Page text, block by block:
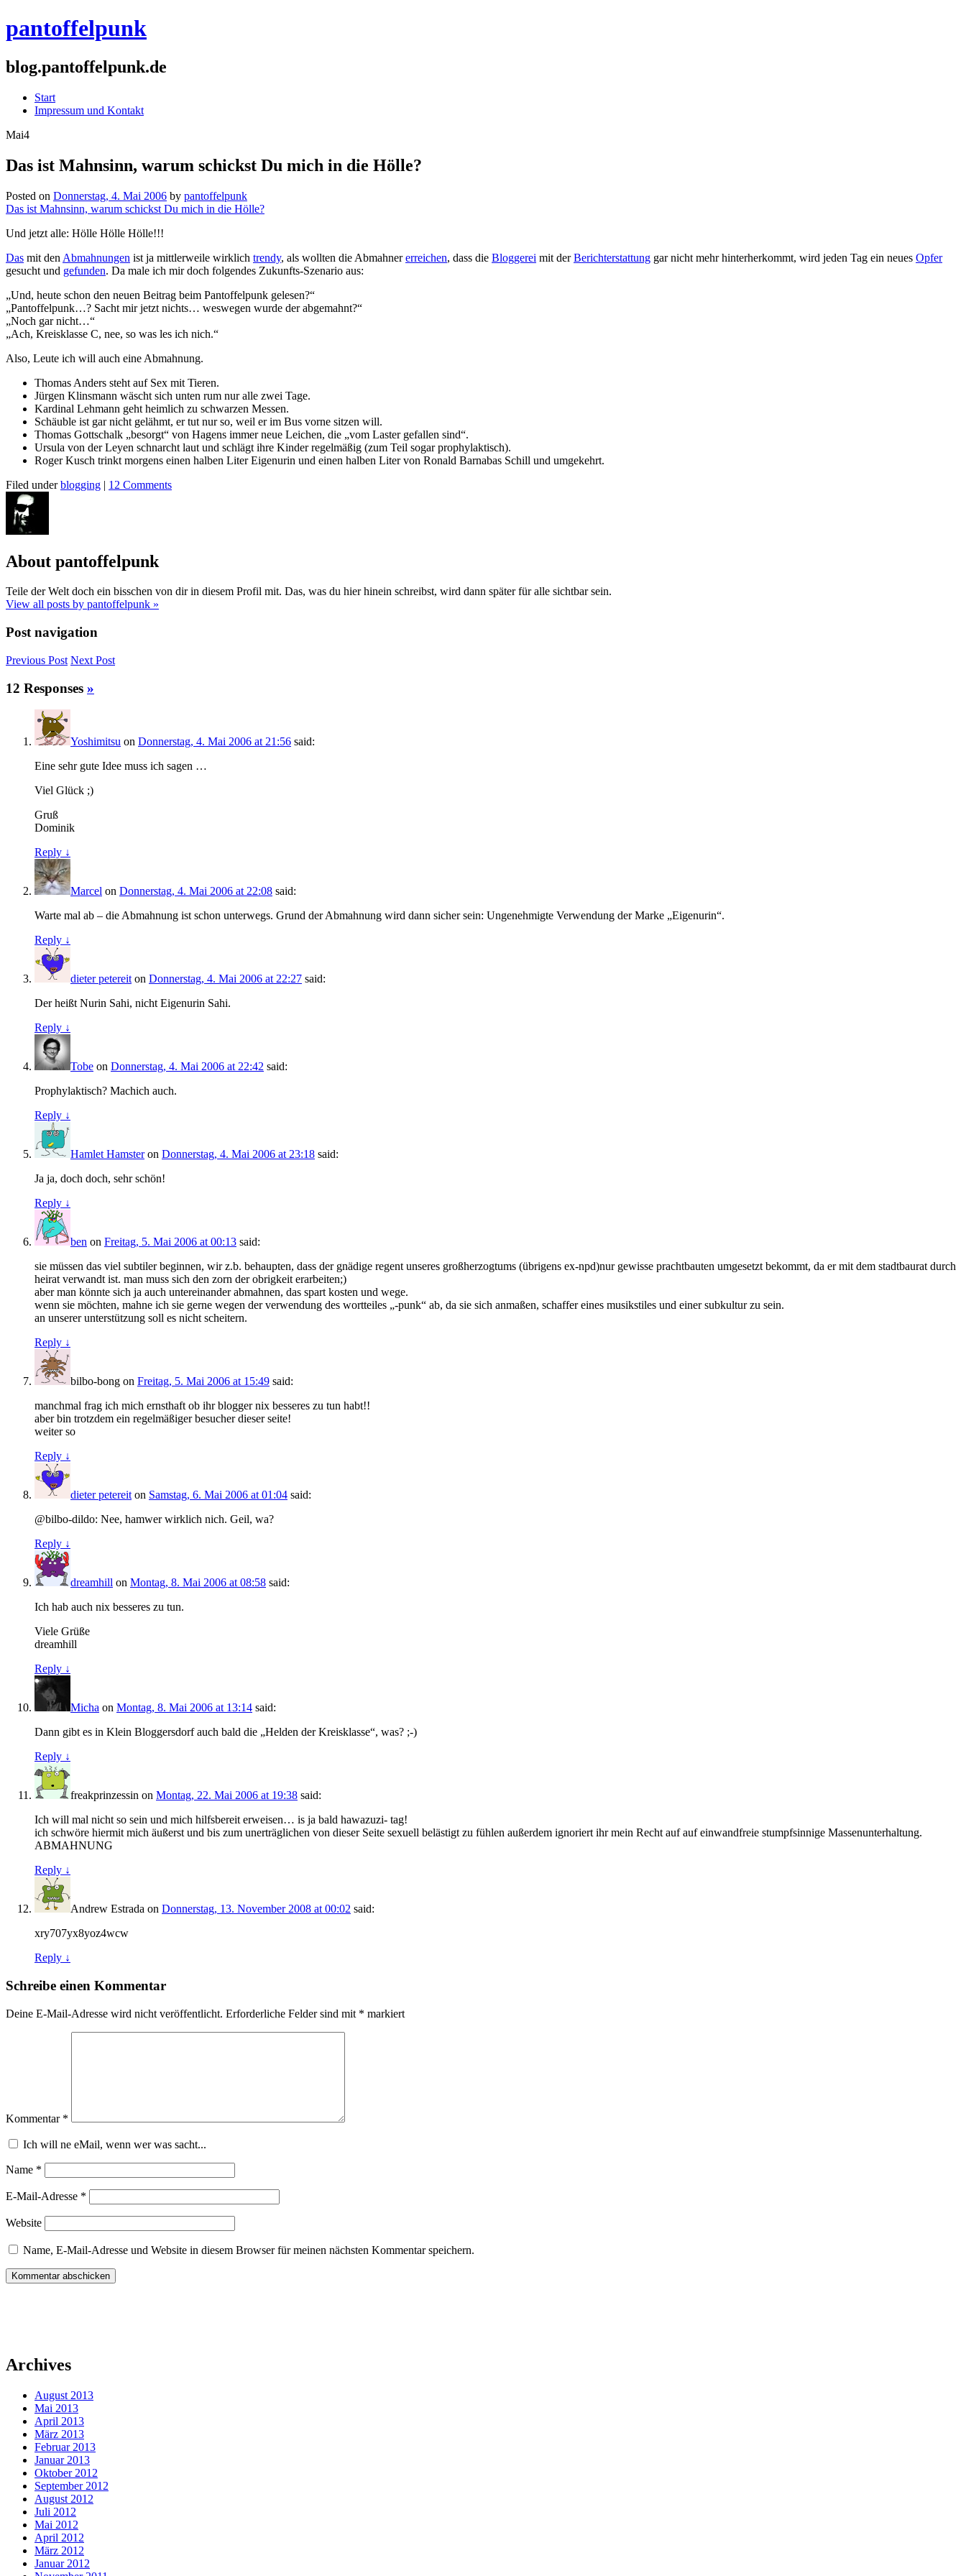
pantoffelpunk
blog.pantoffelpunk.de
Start
Impressum und Kontakt
Mai4
Das ist Mahnsinn, warum schickst Du mich in die Hölle?
Posted on Donnerstag, 4. Mai 2006 by pantoffelpunk
Das ist Mahnsinn, warum schickst Du mich in die Hölle?
Und jetzt alle: Hölle Hölle Hölle!!!
Das mit den Abmahnungen ist ja mittlerweile wirklich trendy, als wollten die Abmahnererreichen, dass die Bloggerei mit derBerichterstattung gar nicht mehr hinterherkommt, wird jeden Tag ein neues Opfer
gesucht und gefunden. Da male ich mir doch folgendes Zukunfts-Szenario aus:
„Und, heute schon den neuen Beitrag beim Pantoffelpunk gelesen?“
„Pantoffelpunk…? Sacht mir jetzt nichts… weswegen wurde der abgemahnt?“
„Noch gar nicht…“
„Ach, Kreisklasse C, nee, so was les ich nich.“
Also, Leute ich will auch eine Abmahnung.
Thomas Anders steht auf Sex mit Tieren.
Jürgen Klinsmann wäscht sich unten rum nur alle zwei Tage.
Kardinal Lehmann geht heimlich zu schwarzen Messen.
Schäuble ist gar nicht gelähmt, er tut nur so, weil er im Bus vorne sitzen will.
Thomas Gottschalk „besorgt“ von Hagens immer neue Leichen, die „vom Laster gefallen sind“.
Ursula von der Leyen schnarcht laut und schlägt ihre Kinder regelmäßig (zum Teil sogar prophylaktisch).
Roger Kusch trinkt morgens einen halben Liter Eigenurin und einen halben Liter von Ronald Barnabas Schill und umgekehrt.
Filed underblogging | 12 Comments
About pantoffelpunk
Teile der Welt doch ein bisschen von dir in diesem Profil mit. Das, was du hier hinein schreibst, wird dann später für alle sichtbar sein.
View all posts by pantoffelpunk »
Post navigation
Previous Post Next Post
12 Responses »
Yoshimitsu on Donnerstag, 4. Mai 2006 at 21:56 said:
Eine sehr gute Idee muss ich sagen …
Viel Glück ;)
Gruß
Dominik
Reply ↓
Marcel on Donnerstag, 4. Mai 2006 at 22:08 said:
Warte mal ab – die Abmahnung ist schon unterwegs. Grund der Abmahnung wird dann sicher sein: Ungenehmigte Verwendung der Marke „Eigenurin“.
Reply ↓
dieter petereit on Donnerstag, 4. Mai 2006 at 22:27 said:
Der heißt Nurin Sahi, nicht Eigenurin Sahi.
Reply ↓
Tobe on Donnerstag, 4. Mai 2006 at 22:42 said:
Prophylaktisch? Machich auch.
Reply ↓
Hamlet Hamsteron Donnerstag, 4. Mai 2006 at 23:18 said:
Ja ja, doch doch, sehr schön!
Reply ↓
ben on Freitag, 5. Mai 2006 at 00:13 said:
sie müssen das viel subtiler beginnen, wir z.b. behaupten, dass der gnädige regent unseres großherzogtums (übrigens ex-npd)nur gewisse prachtbauten umgesetzt bekommt, da er mit dem stadtbaurat durch
heirat verwandt ist. man muss sich den zorn der obrigkeit erarbeiten;)
aber man könnte sich ja auch untereinander abmahnen, das spart kosten und wege.
wenn sie möchten, mahne ich sie gerne wegen der verwendung des wortteiles „-punk“ ab, da sie sich anmaßen, schaffer eines musikstiles und einer subkultur zu sein.
an unserer unterstützung soll es nicht scheitern.
Reply ↓
bilbo-bong on Freitag, 5. Mai 2006 at 15:49 said:
manchmal frag ich mich ernsthaft ob ihr blogger nix besseres zu tun habt!!
aber bin trotzdem ein regelmäßiger besucher dieser seite!
weiter so
Reply ↓
dieter petereit on Samstag, 6. Mai 2006 at 01:04 said:
@bilbo-dildo: Nee, hamwer wirklich nich. Geil, wa?
Reply ↓
dreamhill on Montag, 8. Mai 2006 at 08:58 said:
Ich hab auch nix besseres zu tun.
Viele Grüße
dreamhill
Reply ↓
Micha on Montag, 8. Mai 2006 at 13:14 said:
Dann gibt es in Klein Bloggersdorf auch bald die „Helden der Kreisklasse“, was? ;-)
Reply ↓
freakprinzessin on Montag, 22. Mai 2006 at 19:38 said:
Ich will mal nicht so sein und mich hilfsbereit erweisen… is ja bald hawazuzi- tag!
ich schwöre hiermit mich äußerst und bis zum unerträglichen von dieser Seite sexuell belästigt zu fühlen außerdem ignoriert ihr mein Recht auf auf einwandfreie stumpfsinnige Massenunterhaltung.
ABMAHNUNG
Reply ↓
Andrew Estrada on Donnerstag, 13. November 2008 at 00:02 said:
xry707yx8yoz4wcw
Reply ↓
Schreibe einen Kommentar
Deine E-Mail-Adresse wird nicht veröffentlicht. Erforderliche Felder sind mit * markiert
Kommentar *
Ich will ne eMail, wenn wer was sacht...
Name *
E-Mail-Adresse *
Website
Name, E-Mail-Adresse und Website in diesem Browser für meinen nächsten Kommentar speichern.
Archives
August 2013
Mai 2013
April 2013
März 2013
Februar 2013
Januar 2013
Oktober 2012
September 2012
August 2012
Juli 2012
Mai 2012
April 2012
März 2012
Januar 2012